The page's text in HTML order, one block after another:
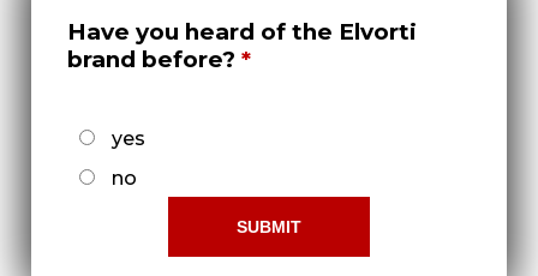
Опрыскиватель прицепной Тетис
Have you heard of the Elvorti
brand before?
yes
no